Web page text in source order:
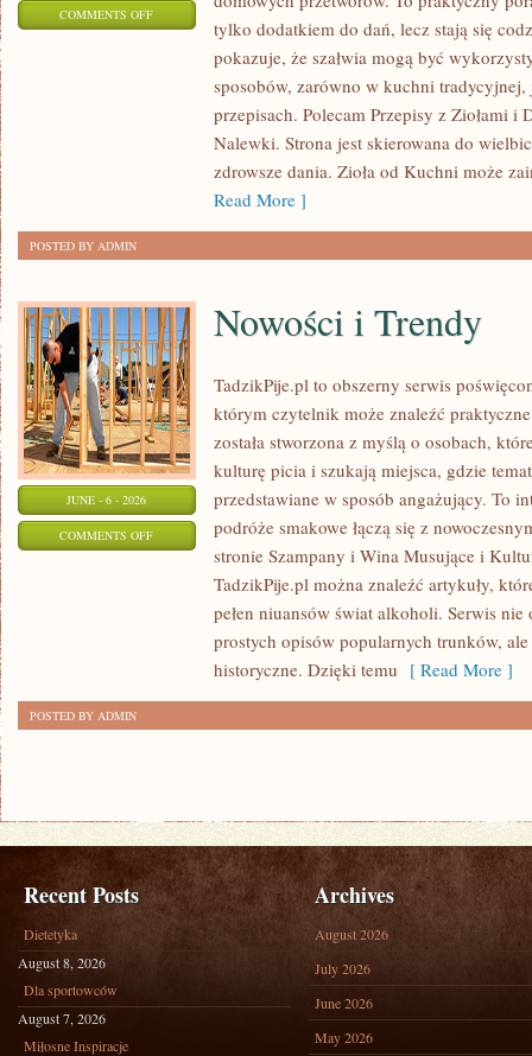
COMMENTS OFFON
NATURALNEJ
tylko dodatkiem do dań, lecz stają się
pokazuje, że szałwia mogą być
sposobów, zarówno w kuchni
przepisach. Polecam Przepisy z Ziołami
Nalewki. Strona jest skierowana do
zdrowsze dania. Zioła od Kuchni może
Read More ]
POSTED BY ADMIN
JUNE - 6 - 2026
COMMENTS OFFON
Nowości i Trendy
TadzikPije.pl to obszerny serwis
którym czytelnik może znaleźć
została stworzona z myślą o osobach,
kulturę picia i szukają miejsca, gdzie
przedstawiane w sposób angażujący. To
podróże smakowe łączą się z
stronie Szampany i Wina Musujące i
TadzikPije.pl można znaleźć artykuły,
pełen niuansów świat alkoholi. Serwis nie
prostych opisów popularnych trunków,
historyczne. Dzięki temu [ Read More ]
POSTED BY ADMIN
Recent Posts
Dietetyka
August 8, 2026
Dla sportowców
August 7, 2026
Miłosne Inspiracje
Archives
August 2026
July 2026
June 2026
May 2026